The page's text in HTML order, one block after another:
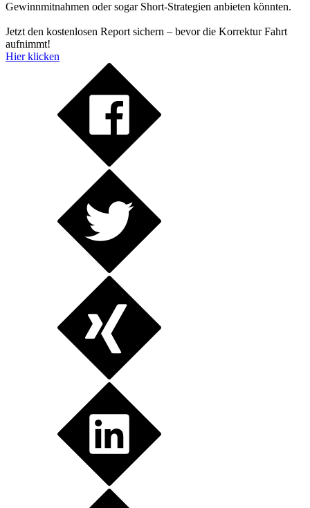
Gewinnmitnahmen oder sogar Short-Strategien anbieten könnten.
Jetzt den kostenlosen Report sichern – bevor die Korrektur Fahrt
aufnimmt!
Hier klicken